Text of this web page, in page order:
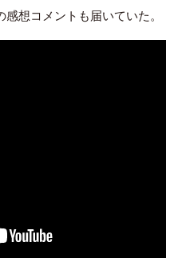
想コメントも届いていた。